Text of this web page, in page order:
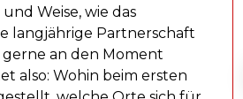
Weise, wie das
langjährige Partnerschaft
an den Moment
also: Wohin beim ersten